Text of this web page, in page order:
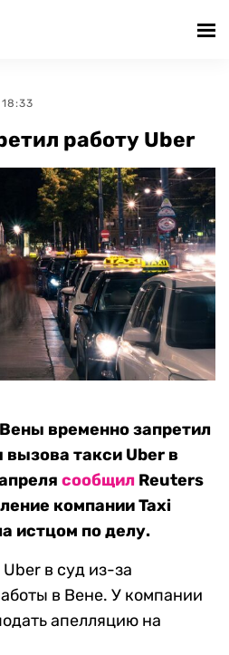
работу Uber
временно запретил
вызова такси Uber в
сообщил Reuters
компании Taxi
истцом по делу.
в суд из-за
в Вене. У компании
апелляцию на